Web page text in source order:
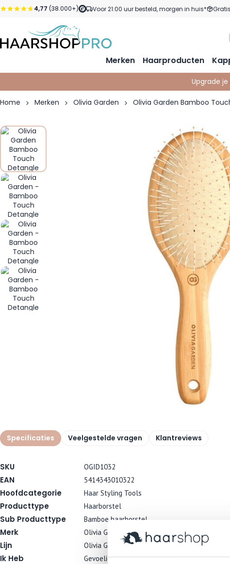
Ga naar de inhoud
4,77 (38.000+) Voor 21:00 uur besteld, morgen in huis*
Merken Haarproducten
Upgrade
Home Merken Olivia Garden Olivia Garden Bamboo
Specificaties Veelgestelde vragen Klantreviews
SKU OGID1032
EAN 5414343010322
Hoofdcategorie Haar Styling Tools
Producttype Haarborstel
Sub Producttype Bamboe haarborstel
Merk Olivia Garden
Lijn Olivia Garden - Bamboo Touch
Ik Heb Gevoelige Hoofdhuid